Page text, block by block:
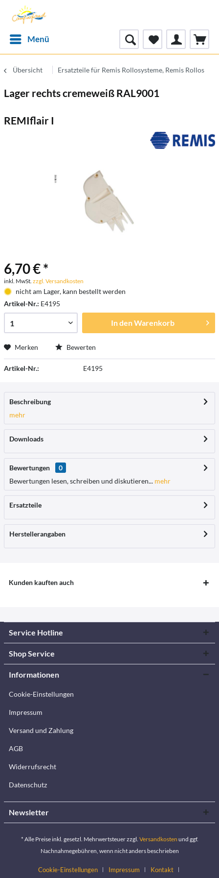
Menü
Übersicht Ersatzteile für Remis Rollosysteme, Remis Rollos
Lager rechts cremeweiß RAL9001
REMIflair I
6,70 € *
inkl. MwSt. zzgl. Versandkosten
nicht am Lager, kann bestellt werden
Artikel-Nr.: E4195
In denWarenkorb
Merken Bewerten
Artikel-Nr.: E4195
Beschreibung
mehr
Downloads
Bewertungen
0
Bewertungen lesen, schreiben und diskutieren... mehr
Ersatzteile
Herstellerangaben
Kunden kauften auch
Service Hotline
Shop Service
Informationen
Cookie-Einstellungen
Impressum
Versand und Zahlung
AGB
Widerrufsrecht
Datenschutz
Newsletter
* Alle Preise inkl. gesetzl. Mehrwertsteuer zzgl. Versandkosten und ggf.
Nachnahmegebühren, wenn nicht anders beschrieben
Cookie-Einstellungen Impressum Kontakt